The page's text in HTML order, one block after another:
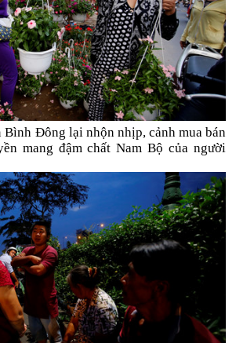
Bình Đông lại nhộn nhịp, cảnh mua bán
mang đậm chất Nam Bộ của người